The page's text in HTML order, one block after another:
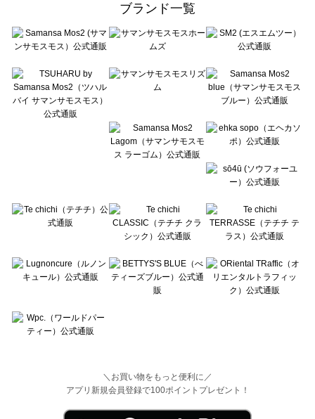
sō4ū（ソウフォーユー）のレッグウェア一覧
Te chichi（テチチ）のレッグウェア一覧
Te chichi CLASSIC（テチチ クラシック）のレッグウェア一覧
Lugnoncure（ルノンキュール）のレッグウェア一覧
BETTY'S BLUE（べティーズブルー）のレッグウェア一覧
Wpc.（ワールドパーティー）のレッグウェア一覧
ブランド一覧
＼お買い物をもっと便利に／
アプリ新規会員登録で100ポイントプレゼント！